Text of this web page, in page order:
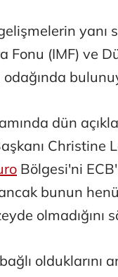
yanı
Fonu (IMF) ve
odağında
dün
Christine
Bölgesi'ni
ancak bunun
olmadığını
olduklarını